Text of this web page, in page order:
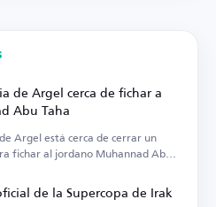
de Argel cerca de fichar a
Abu Taha
Argel está cerca de cerrar un
fichar al jordano Muhannad Abu
de la Supercopa de Irak